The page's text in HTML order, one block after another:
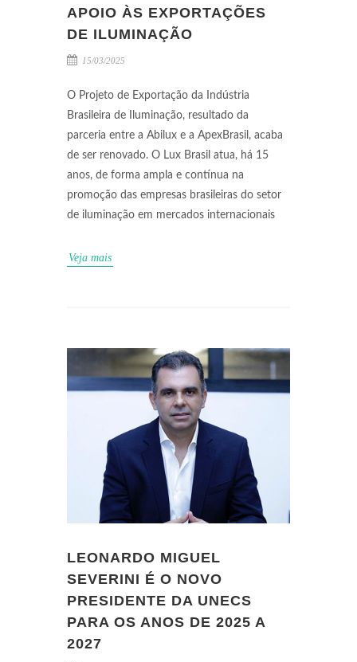
APOIO ÀS EXPORTAÇÕES
DE ILUMINAÇÃO
15/03/2025
O Projeto de Exportação da Indústria
Brasileira de Iluminação, resultado da
parceria entre a Abilux e a ApexBrasil, acaba
de ser renovado. O Lux Brasil atua, há 15
anos, de forma ampla e contínua na
promoção das empresas brasileiras do setor
de iluminação em mercados internacionais
Veja mais
LEONARDO MIGUEL
SEVERINI É O NOVO
PRESIDENTE DA UNECS
PARA OS ANOS DE 2025 A
2027